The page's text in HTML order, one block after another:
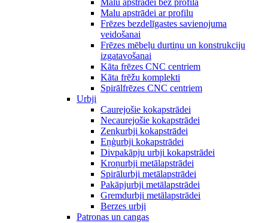
Malu apstrādei bez profila
Malu apstrādei ar profilu
Frēzes bezdelīgastes savienojuma
veidošanai
Frēzes mēbeļu durtiņu un konstrukciju
izgatavošanai
Kāta frēzes CNC centriem
Kāta frēžu komplekti
Spirālfrēzes CNC centriem
Urbji
Caurejošie kokapstrādei
Necaurejošie kokapstrādei
Zenķurbji kokapstrādei
Eņģurbji kokapstrādei
Divpakāpju urbji kokapstrādei
Kroņurbji metālapstrādei
Spirālurbji metālapstrādei
Pakāpjurbji metālapstrādei
Gremdurbji metālapstrādei
Berzes urbji
Patronas un cangas